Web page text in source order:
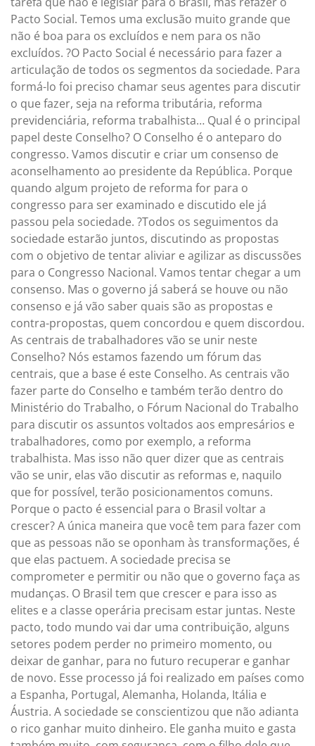
Pacto Social. Temos uma exclusão muito grande que
não é boa para os excluídos e nem para os não
excluídos. ?O Pacto Social é necessário para fazer a
articulação de todos os segmentos da sociedade. Para
formá-lo foi preciso chamar seus agentes para discutir
o que fazer, seja na reforma tributária, reforma
previdenciária, reforma trabalhista… Qual é o principal
papel deste Conselho? O Conselho é o anteparo do
congresso. Vamos discutir e criar um consenso de
aconselhamento ao presidente da República. Porque
quando algum projeto de reforma for para o
congresso para ser examinado e discutido ele já
passou pela sociedade. ?Todos os seguimentos da
sociedade estarão juntos, discutindo as propostas
com o objetivo de tentar aliviar e agilizar as discussões
para o Congresso Nacional. Vamos tentar chegar a um
consenso. Mas o governo já saberá se houve ou não
consenso e já vão saber quais são as propostas e
contra-propostas, quem concordou e quem discordou.
As centrais de trabalhadores vão se unir neste
Conselho? Nós estamos fazendo um fórum das
centrais, que a base é este Conselho. As centrais vão
fazer parte do Conselho e também terão dentro do
Ministério do Trabalho, o Fórum Nacional do Trabalho
para discutir os assuntos voltados aos empresários e
trabalhadores, como por exemplo, a reforma
trabalhista. Mas isso não quer dizer que as centrais
vão se unir, elas vão discutir as reformas e, naquilo
que for possível, terão posicionamentos comuns.
Porque o pacto é essencial para o Brasil voltar a
crescer? A única maneira que você tem para fazer com
que as pessoas não se oponham às transformações, é
que elas pactuem. A sociedade precisa se
comprometer e permitir ou não que o governo faça as
mudanças. O Brasil tem que crescer e para isso as
elites e a classe operária precisam estar juntas. Neste
pacto, todo mundo vai dar uma contribuição, alguns
setores podem perder no primeiro momento, ou
deixar de ganhar, para no futuro recuperar e ganhar
de novo. Esse processo já foi realizado em países como
a Espanha, Portugal, Alemanha, Holanda, Itália e
Áustria. A sociedade se conscientizou que não adianta
o rico ganhar muito dinheiro. Ele ganha muito e gasta